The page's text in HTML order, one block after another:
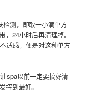
检测，即取一小滴单方
，24小时后再清理掉。
适感，便是对这种单方
spa以前一定要搞好清
挥到最好。